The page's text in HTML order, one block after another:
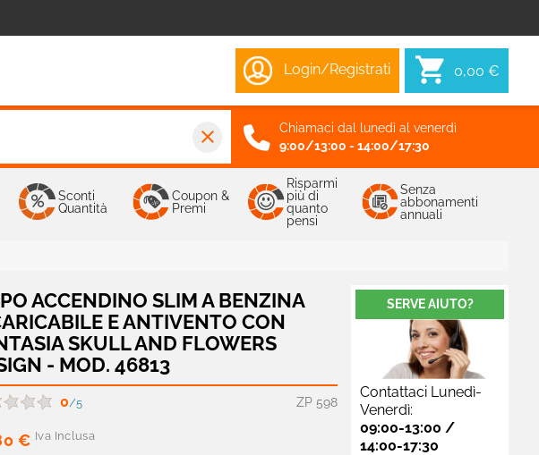
Login/Registrati 0,00 €
close
Chiamaci dal lunedì al venerdì
9:00/13:00 - 14:00/17:30
Sconti
Quantità
Coupon &
Premi
Risparmi
più di
quanto
pensi
Senza
abbonamenti
annuali
ACCENDINO SLIM A BENZINA
E ANTIVENTO CON
SKULL AND FLOWERS
- MOD. 46813
ZP 598
0/5
€ Iva Inclusa
SERVE AIUTO?
Contattaci Lunedì-
Venerdì:
09:00-13:00 /
14:00-17:30